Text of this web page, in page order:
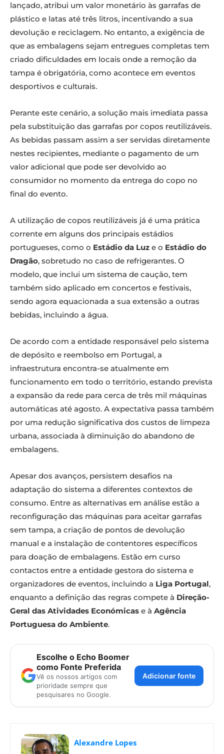
lançado, atribui um valor monetário às garrafas de
plástico e latas até três litros, incentivando a sua
devolução e reciclagem. No entanto, a exigência de
que as embalagens sejam entregues completas tem
criado dificuldades em locais onde a remoção da
tampa é obrigatória, como acontece em eventos
desportivos e culturais.
Perante este cenário, a solução mais imediata passa
pela substituição das garrafas por copos reutilizáveis.
As bebidas passam assim a ser servidas diretamente
nestes recipientes, mediante o pagamento de um
valor adicional que pode ser devolvido ao
consumidor no momento da entrega do copo no
final do evento.
A utilização de copos reutilizáveis já é uma prática
corrente em alguns dos principais estádios
portugueses, como o Estádio da Luz e o Estádio do
Dragão, sobretudo no caso de refrigerantes. O
modelo, que inclui um sistema de caução, tem
também sido aplicado em concertos e festivais,
sendo agora equacionada a sua extensão a outras
bebidas, incluindo a água.
De acordo com a entidade responsável pelo sistema
de depósito e reembolso em Portugal, a
infraestrutura encontra-se atualmente em
funcionamento em todo o território, estando prevista
a expansão da rede para cerca de três mil máquinas
automáticas até agosto. A expectativa passa também
por uma redução significativa dos custos de limpeza
urbana, associada à diminuição do abandono de
embalagens.
Apesar dos avanços, persistem desafios na
adaptação do sistema a diferentes contextos de
consumo. Entre as alternativas em análise estão a
reconfiguração das máquinas para aceitar garrafas
sem tampa, a criação de pontos de devolução
manual e a instalação de contentores específicos
para doação de embalagens. Estão em curso
contactos entre a entidade gestora do sistema e
organizadores de eventos, incluindo a Liga Portugal,
enquanto a definição das regras compete à Direção-
Geral das Atividades Económicas e à Agência
Portuguesa do Ambiente.
Escolhe o Echo Boomer
como Fonte Preferida
Vê os nossos artigos com
prioridade sempre que
pesquisares no Google.
Adicionar fonte
Alexandre Lopes